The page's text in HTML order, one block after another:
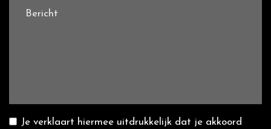
Bericht
Je verklaart hiermee uitdrukkelijk dat je akkoord